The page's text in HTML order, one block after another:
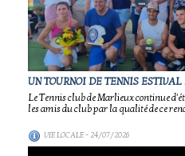
UN TOURNOI DE TENNIS
Le Tennis club de Marlieux continue
les amis du club par la qualité de ce
VIE LOCALE- 24/07/2026